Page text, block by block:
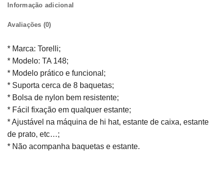
Informação adicional
Avaliações (0)
* Marca: Torelli;
* Modelo: TA 148;
* Modelo prático e funcional;
* Suporta cerca de 8 baquetas;
* Bolsa de nylon bem resistente;
* Fácil fixação em qualquer estante;
* Ajustável na máquina de hi hat, estante de caixa, estante
de prato, etc…;
* Não acompanha baquetas e estante.